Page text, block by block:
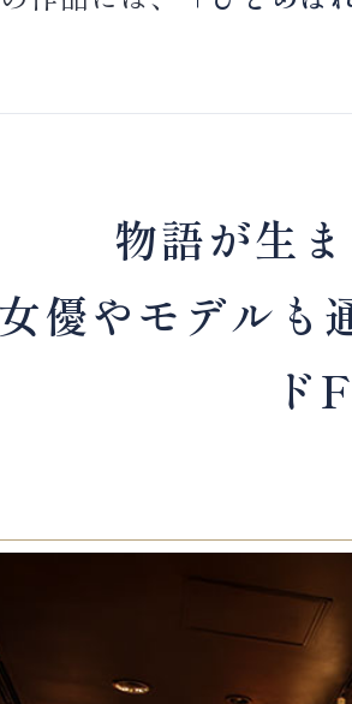
物語が生
女優やモデルも